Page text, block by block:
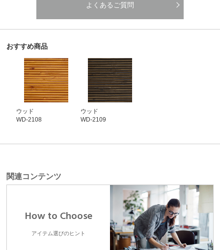
よくあるご質問
おすすめ商品
ウッド
WD-2108
ウッド
WD-2109
関連コンテンツ
How to Choose
アイテム選びのヒント